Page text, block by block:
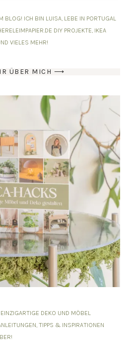
BLOG! ICH BIN LUISA, LEBE IN PORTUGAL
DIY PROJEKTE, IKEA
VIELES MEHR!
ÜBER MICH ⟶
DEKO UND MÖBEL
TIPPS & INSPIRATIONEN